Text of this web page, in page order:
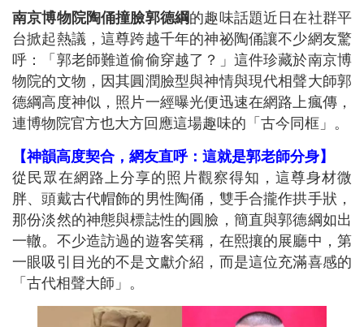
南京博物院陶俑撞臉郭德綱的趣味話題近日在社群平
台掀起熱議，這尊跨越千年的神祕陶俑讓不少網友驚
呼：「郭老師難道偷偷穿越了？」這件珍藏於南京博
物院的文物，因其圓潤臉型與神情與現代相聲大師郭
德綱高度神似，照片一經曝光便迅速在網路上瘋傳，
連博物院官方也大方回應這場趣味的「古今同框」。
【神韻高度契合，網友直呼：這就是郭老師分身】
從民眾在網路上分享的照片觀察得知，這尊身材微
胖、頭戴古代帽飾的男性陶俑，雙手合攏作拱手狀，
那份淡然的神態與標誌性的圓臉，簡直與郭德綱如出
一轍。不少造訪過的遊客笑稱，在熙攘的展廳中，第
一眼吸引目光的不是文獻介紹，而是這位充滿喜感的
「古代相聲大師」。